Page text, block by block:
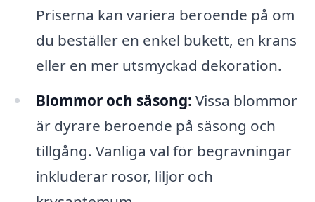
Priserna kan variera beroende på om
du beställer en enkel bukett, en krans
eller en mer utsmyckad dekoration.
Blommor och säsong: Vissa blommor
är dyrare beroende på säsong och
tillgång. Vanliga val för begravningar
inkluderar rosor, liljor och